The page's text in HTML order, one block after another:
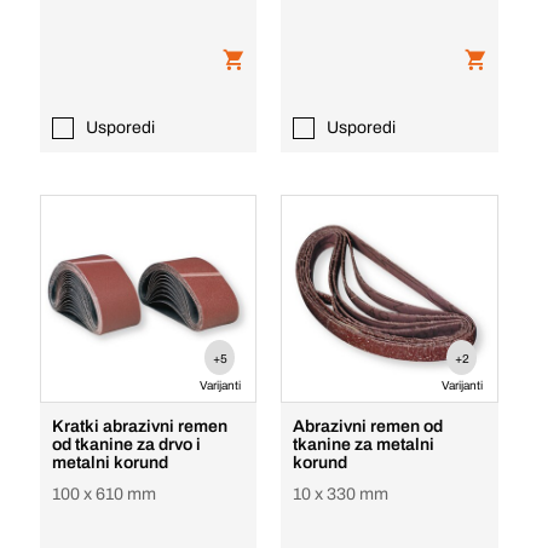
Usporedi Usporedi
+5
Varijanti
Kratki abrazivni remen
od tkanine za drvo i
metalni korund
100 x 610 mm
+2
Varijanti
Abrazivni remen od
tkanine za metalni
korund
10 x 330 mm